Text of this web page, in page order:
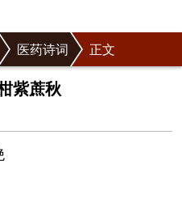
医药诗词 正文
紫蔗秋